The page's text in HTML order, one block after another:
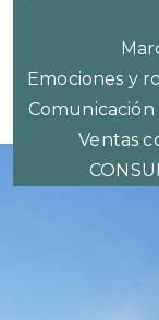
Emociones y
Comunicación
Ventas